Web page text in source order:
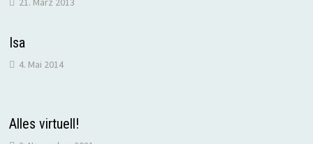
Isa
4. Mai 2014
Alles virtuell!